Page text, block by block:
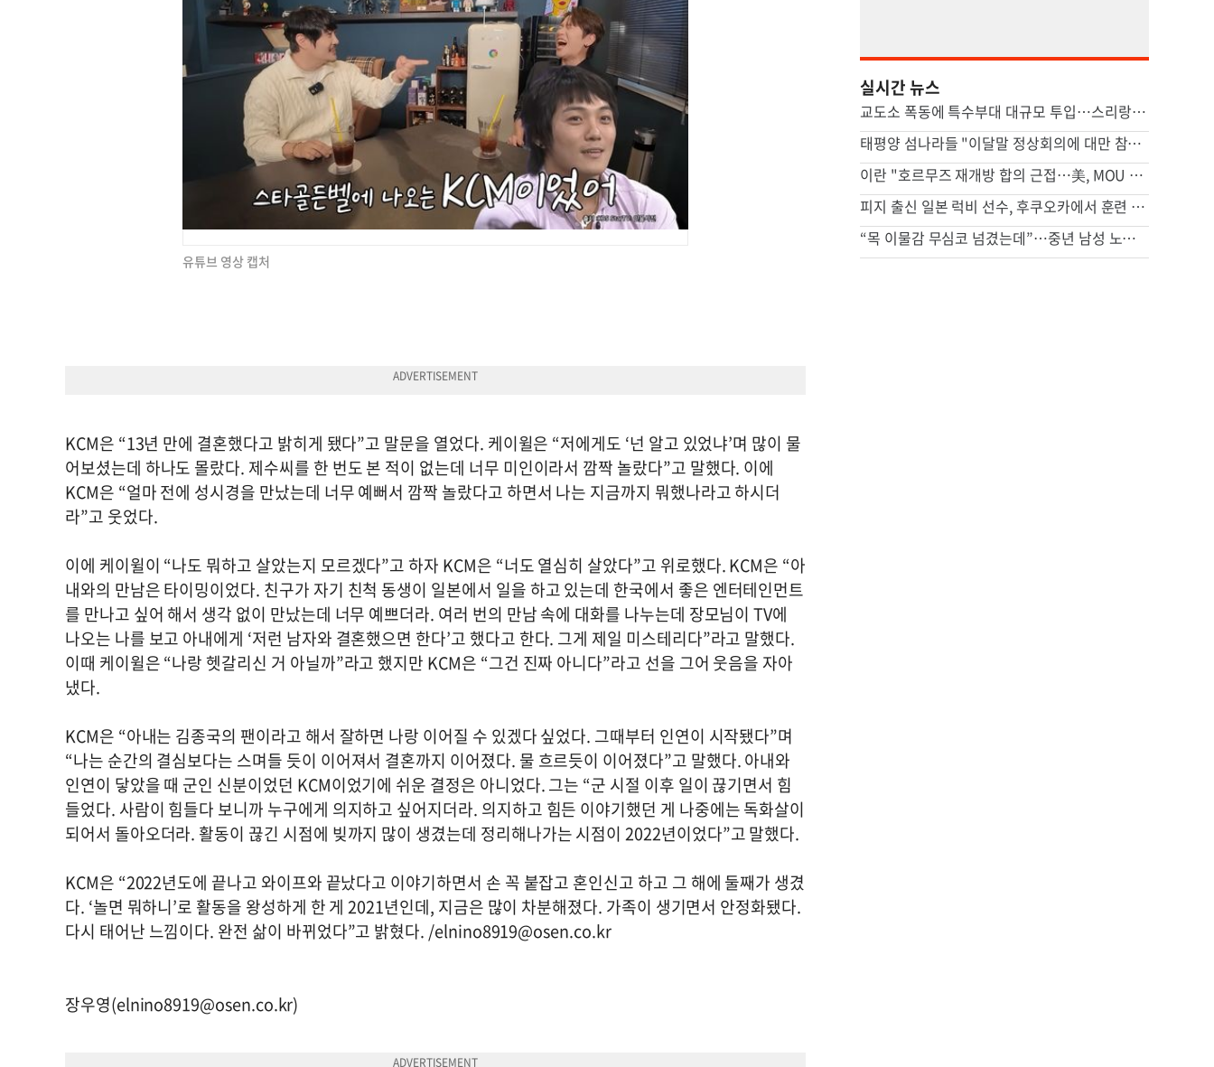
유튜브 영상 캡처
KCM은 “13년 만에 결혼했다고 밝히게 됐다”고 말문을 열었다. 케이윌은 “저에게도 ‘넌 알고 있었냐’며 많이 물
어보셨는데 하나도 몰랐다. 제수씨를 한 번도 본 적이 없는데 너무 미인이라서 깜짝 놀랐다”고 말했다. 이에
KCM은 “얼마 전에 성시경을 만났는데 너무 예뻐서 깜짝 놀랐다고 하면서 나는 지금까지 뭐했나라고 하시더
라”고 웃었다.
이에 케이윌이 “나도 뭐하고 살았는지 모르겠다”고 하자 KCM은 “너도 열심히 살았다”고 위로했다. KCM은 “아
내와의 만남은 타이밍이었다. 친구가 자기 친척 동생이 일본에서 일을 하고 있는데 한국에서 좋은 엔터테인먼트
를 만나고 싶어 해서 생각 없이 만났는데 너무 예쁘더라. 여러 번의 만남 속에 대화를 나누는데 장모님이 TV에
나오는 나를 보고 아내에게 ‘저런 남자와 결혼했으면 한다’고 했다고 한다. 그게 제일 미스테리다”라고 말했다.
이때 케이윌은 “나랑 헷갈리신 거 아닐까”라고 했지만 KCM은 “그건 진짜 아니다”라고 선을 그어 웃음을 자아
냈다.
KCM은 “아내는 김종국의 팬이라고 해서 잘하면 나랑 이어질 수 있겠다 싶었다. 그때부터 인연이 시작됐다”며
“나는 순간의 결심보다는 스며들 듯이 이어져서 결혼까지 이어졌다. 물 흐르듯이 이어졌다”고 말했다. 아내와
인연이 닿았을 때 군인 신분이었던 KCM이었기에 쉬운 결정은 아니었다. 그는 “군 시절 이후 일이 끊기면서 힘
들었다. 사람이 힘들다 보니까 누구에게 의지하고 싶어지더라. 의지하고 힘든 이야기했던 게 나중에는 독화살이
되어서 돌아오더라. 활동이 끊긴 시점에 빚까지 많이 생겼는데 정리해나가는 시점이 2022년이었다”고 말했다.
KCM은 “2022년도에 끝나고 와이프와 끝났다고 이야기하면서 손 꼭 붙잡고 혼인신고 하고 그 해에 둘째가 생겼
다. ‘놀면 뭐하니’로 활동을 왕성하게 한 게 2021년인데, 지금은 많이 차분해졌다. 가족이 생기면서 안정화됐다.
다시 태어난 느낌이다. 완전 삶이 바뀌었다”고 밝혔다. /elnino8919@osen.co.kr
장우영(elnino8919@osen.co.kr)
실시간 뉴스
교도소 폭동에 특수부대 대규모 투입…스리랑카서 3명 사망
태평양 섬나라들 "이달말 정상회의에 대만 참석"…중국 반발할듯
이란 "호르무즈 재개방 합의 근접…美, MOU 위반 배상해야"
피지 출신 일본 럭비 선수, 후쿠오카에서 훈련 중 열사병 사망
“목 이물감 무심코 넘겼는데”…중년 남성 노리는 ‘침묵의 암’ [Health&]